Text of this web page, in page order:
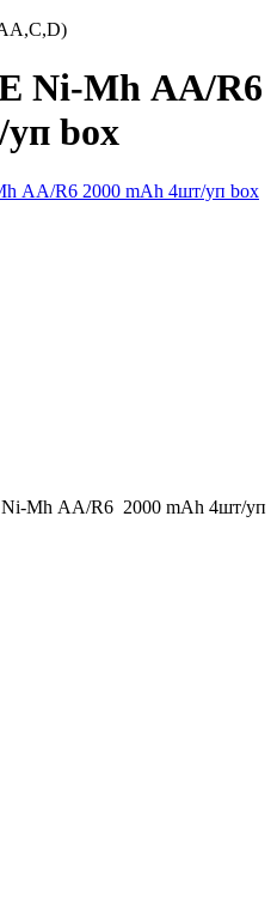
Ni-Mh АА/R6
box
Mh АА/R6 2000 mAh 4шт/уп